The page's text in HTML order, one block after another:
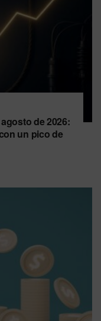
de 2026:
un pico de